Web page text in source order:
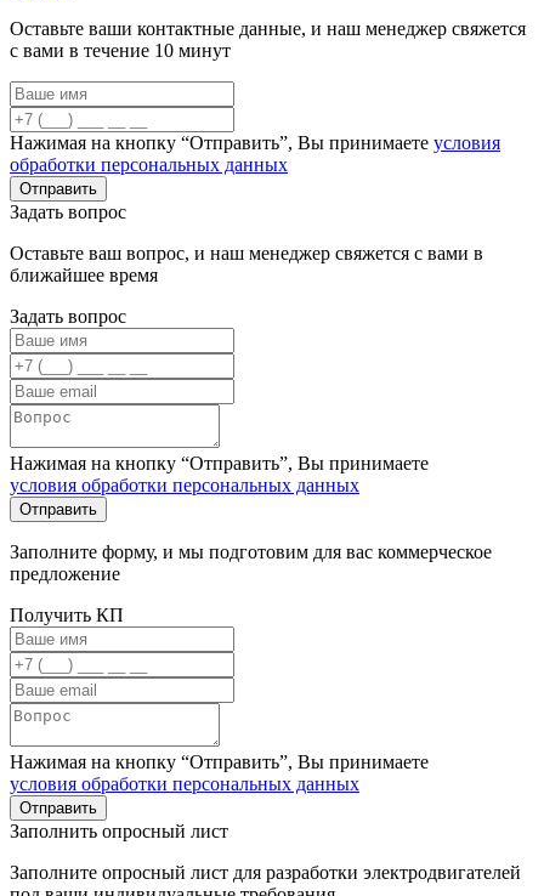
Оставьте ваши контактные данные, и наш менеджер свяжется
с вами в течение 10 минут
Нажимая на кнопку “Отправить”, Вы принимаете условия
обработки персональных данных
Задать вопрос
Оставьте ваш вопрос, и наш менеджер свяжется с вами в
ближайшее время
Задать вопрос
Нажимая на кнопку “Отправить”, Вы принимаете
условия обработки персональных данных
Заполните форму, и мы подготовим для вас коммерческое
предложение
Получить КП
Нажимая на кнопку “Отправить”, Вы принимаете
условия обработки персональных данных
Заполнить опросный лист
Заполните опросный лист для разработки электродвигателей